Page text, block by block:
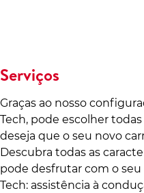
Serviços
Graças ao nosso
Tech, pode escolher
deseja que o seu novo
Descubra todas as
pode desfrutar com o
Tech: assistência à